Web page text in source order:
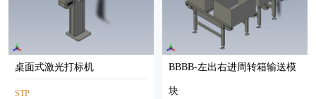
桌面式激光打标机
STP
BBBB-左出右进周转箱输送模
块